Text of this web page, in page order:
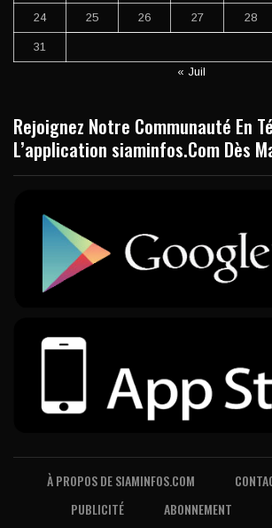
24 25 26 27 28
31
« Juil
Rejoignez Notre Communauté En
L’application siaminfos.Com Dès
À PROPOS DE SIAMINFOS.COM
PUBLICITÉ
ABONNEMENT